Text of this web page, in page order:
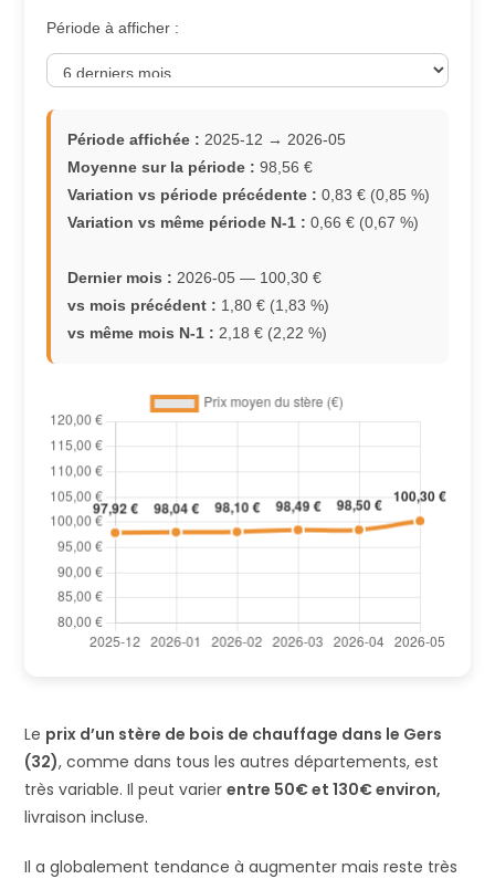
Période à afficher :
Période affichée : 2025-12 → 2026-05
Moyenne sur la période : 98,56 €
Variation vs période précédente : 0,83 € (0,85 %)
Variation vs même période N-1 : 0,66 € (0,67 %)
Dernier mois : 2026-05 — 100,30 €
vs mois précédent : 1,80 € (1,83 %)
vs même mois N-1 : 2,18 € (2,22 %)
Le prix d’un stère de bois de chauffage dans le Gers
(32), comme dans tous les autres départements, est
très variable. Il peut varierentre 50€ et 130€ environ,
livraison incluse.
Il a globalement tendance à augmenter mais reste très